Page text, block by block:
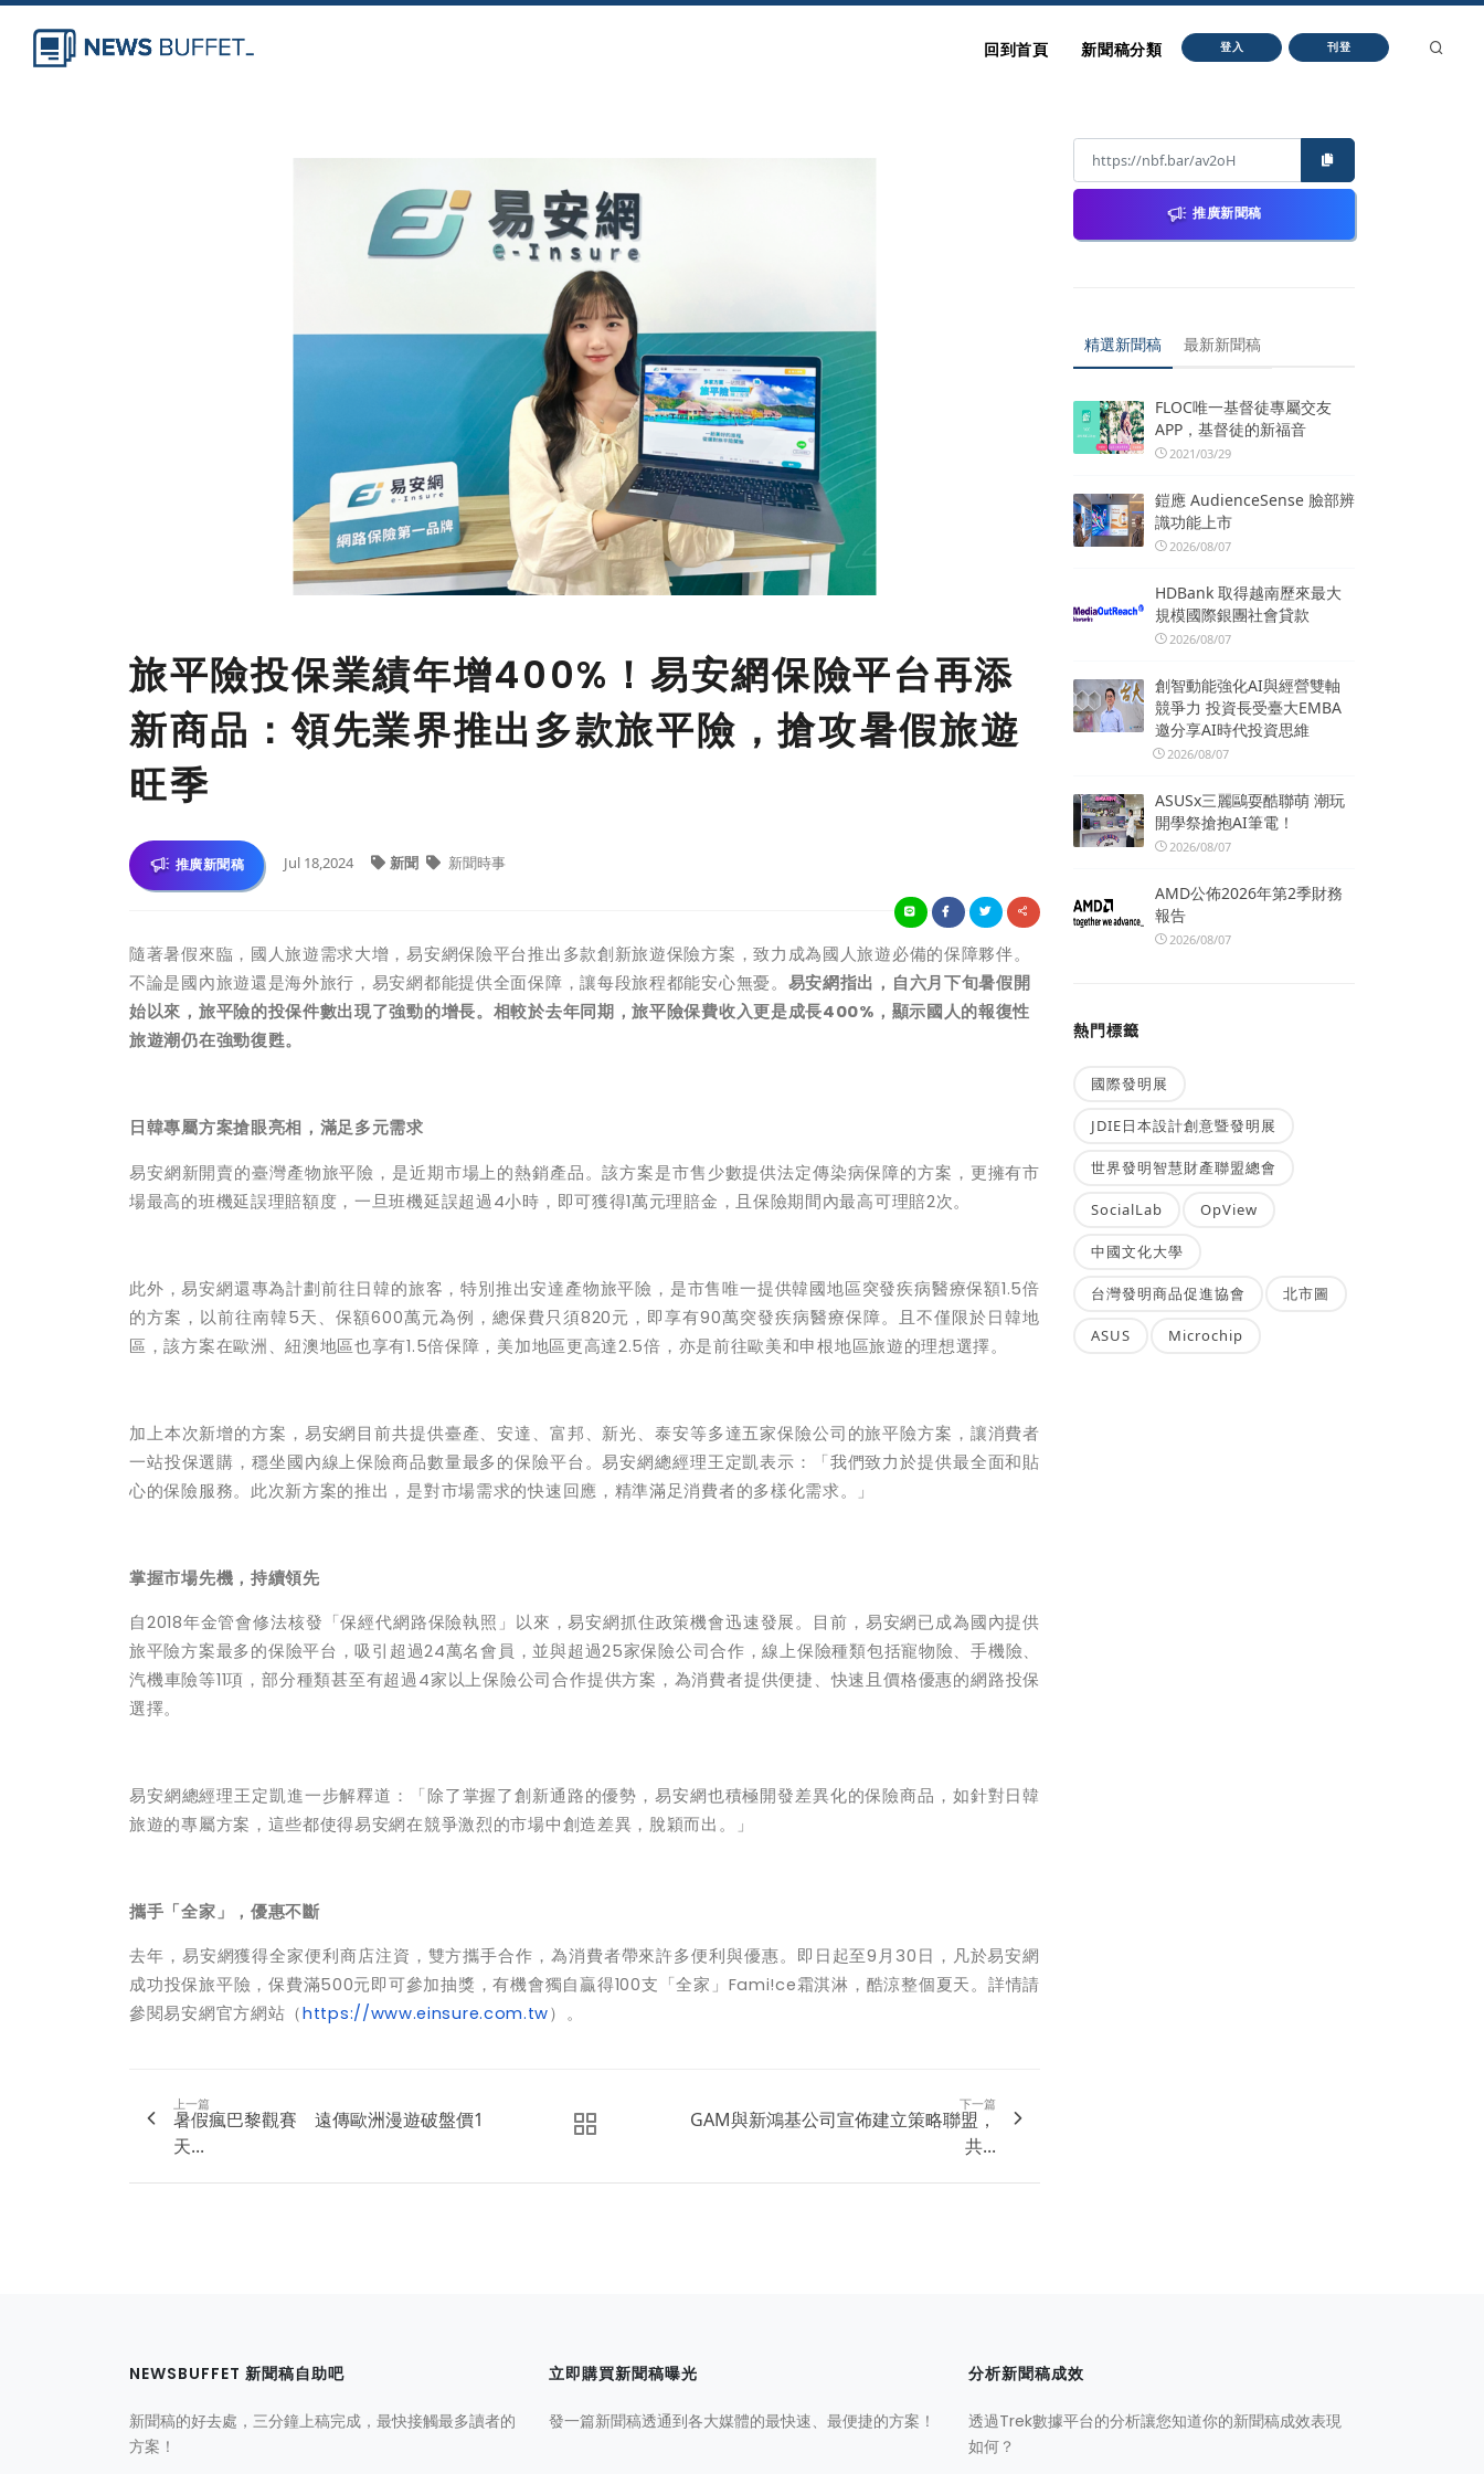
回到首頁 新聞稿分類 登入 刊登
旅平險投保業績年增400%！易安網保險平台再添
新商品：領先業界推出多款旅平險，搶攻暑假旅遊
旺季
推廣新聞稿 Jul 18,2024 新聞 新聞時事
隨著暑假來臨，國人旅遊需求大增，易安網保險平台推出多款創新旅遊保險方案，致力成為國人旅遊必備的保障夥伴。
不論是國內旅遊還是海外旅行，易安網都能提供全面保障，讓每段旅程都能安心無憂。 易安網指出，自六月下旬暑假開
始以來，旅平險的投保件數出現了強勁的增長。相較於去年同期，旅平險保費收入更是成長400%，顯示國人的報復性
旅遊潮仍在強勁復甦。
日韓專屬方案搶眼亮相，滿足多元需求
易安網新開賣的臺灣產物旅平險，是近期市場上的熱銷產品。該方案是市售少數提供法定傳染病保障的方案，更擁有市
場最高的班機延誤理賠額度，一旦班機延誤超過4小時，即可獲得1萬元理賠金，且保險期間內最高可理賠2次。
此外，易安網還專為計劃前往日韓的旅客，特別推出安達產物旅平險，是市售唯一提供韓國地區突發疾病醫療保額1.5倍
的方案，以前往南韓5天、保額600萬元為例，總保費只須820元，即享有90萬突發疾病醫療保障。且不僅限於日韓地
區，該方案在歐洲、紐澳地區也享有1.5倍保障，美加地區更高達2.5倍，亦是前往歐美和申根地區旅遊的理想選擇。
加上本次新增的方案，易安網目前共提供臺產、安達、富邦、新光、泰安等多達五家保險公司的旅平險方案，讓消費者
一站投保選購，穩坐國內線上保險商品數量最多的保險平台。易安網總經理王定凱表示：「我們致力於提供最全面和貼
心的保險服務。此次新方案的推出，是對市場需求的快速回應，精準滿足消費者的多樣化需求。」
掌握市場先機，持續領先
自2018年金管會修法核發「保經代網路保險執照」以來，易安網抓住政策機會迅速發展。目前，易安網已成為國內提供
旅平險方案最多的保險平台，吸引超過24萬名會員，並與超過25家保險公司合作，線上保險種類包括寵物險、手機險、
汽機車險等11項，部分種類甚至有超過4家以上保險公司合作提供方案，為消費者提供便捷、快速且價格優惠的網路投保
選擇。
易安網總經理王定凱進一步解釋道：「除了掌握了創新通路的優勢，易安網也積極開發差異化的保險商品，如針對日韓
旅遊的專屬方案，這些都使得易安網在競爭激烈的市場中創造差異，脫穎而出。」
攜手「全家」，優惠不斷
去年，易安網獲得全家便利商店注資，雙方攜手合作，為消費者帶來許多便利與優惠。即日起至9月30日，凡於易安網
成功投保旅平險，保費滿500元即可參加抽獎，有機會獨自贏得100支「全家」Fami!ce霜淇淋，酷涼整個夏天。詳情請
參閱易安網官方網站（https://www.einsure.com.tw）。
上一篇
暑假瘋巴黎觀賽 遠傳歐洲漫遊破盤價1
天...
下一篇
GAM與新鴻基公司宣佈建立策略聯盟，
共...
推廣新聞稿
精選新聞稿 最新新聞稿
FLOC唯一基督徒專屬交友
APP，基督徒的新福音
2021/03/29
鎧應 AudienceSense 臉部辨
識功能上市
2026/08/07
HDBank 取得越南歷來最大
規模國際銀團社會貸款
2026/08/07
創智動能強化AI與經營雙軸
競爭力 投資長受臺大EMBA
邀分享AI時代投資思維
2026/08/07
ASUSx三麗鷗耍酷聯萌 潮玩
開學祭搶抱AI筆電！
2026/08/07
AMD公佈2026年第2季財務
報告
2026/08/07
熱門標籤
國際發明展
JDIE日本設計創意暨發明展
世界發明智慧財產聯盟總會
SocialLab OpView
中國文化大學
台灣發明商品促進協會 北市圖
ASUS Microchip
NEWSBUFFET 新聞稿自助吧
新聞稿的好去處，三分鐘上稿完成，最快接觸最多讀者的
方案！
立即購買新聞稿曝光
發一篇新聞稿透通到各大媒體的最快速、最便捷的方案！
分析新聞稿成效
透過Trek數據平台的分析讓您知道你的新聞稿成效表現
如何？